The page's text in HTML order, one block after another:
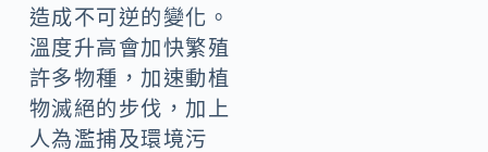
造成不可逆的變化。
溫度升高會加快繁殖
許多物種，加速動植
物滅絕的步伐，加上
人為濫捕及環境污